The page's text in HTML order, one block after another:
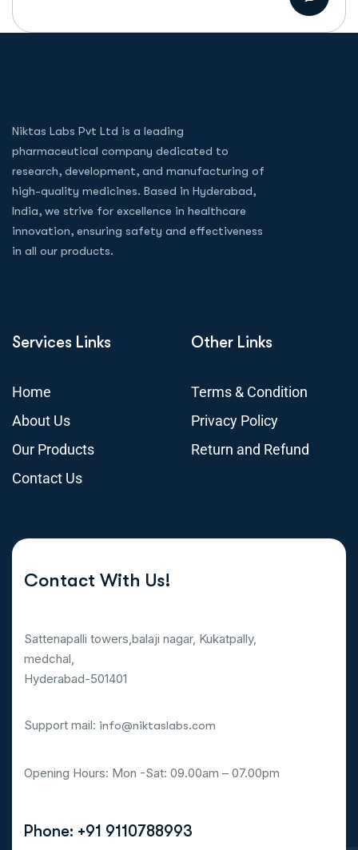
Niktas Labs Pvt Ltd is a leading
pharmaceutical company dedicated to
research, development, and manufacturing of
high-quality medicines. Based in Hyderabad,
India, we strive for excellence in healthcare
innovation, ensuring safety and effectiveness
in all our products.
Services Links
Home
About Us
Our Products
Contact Us
Other Links
Terms & Condition
Privacy Policy
Return and Refund
Contact With Us!
Sattenapalli towers,balaji nagar, Kukatpally,
medchal,
Hyderabad-501401
Support mail: info@niktaslabs.com
Opening Hours: Mon -Sat: 09.00am – 07.00pm
Phone: +91 9110788993